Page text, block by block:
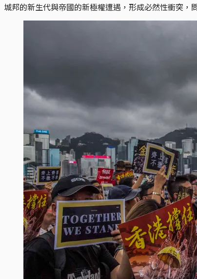
城邦的新生代與帝國的新極權遭遇，形成必然性衝突